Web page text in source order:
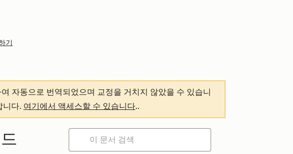
기
자동으로 번역되었으며 교정을 거치지 않았을 수 있습니
니다. 여기에서 액세스할 수 있습니다..